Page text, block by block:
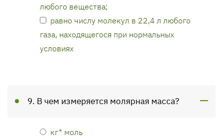
любого вещества;
равно числу молекул в 22,4 л любого
газа, находящегося при нормальных
условиях
9. В чем измеряется молярная масса?
кг* моль